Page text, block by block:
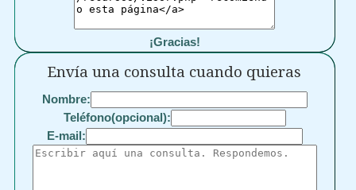
¡Gracias!
Envía una consulta cuando quieras
Nombre:
Teléfono(opcional):
E-mail: